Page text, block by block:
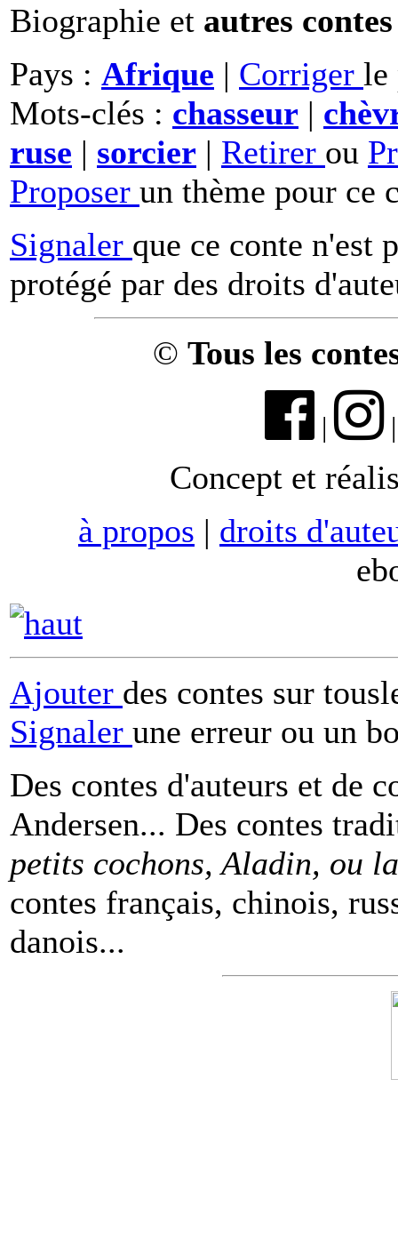
Biographie et autres contes
Pays : Afrique | Corriger le
Mots-clés : chasseur |
ruse | sorcier | Retirer ou
Proposer un thème pour ce
Signaler que ce conte n'est
protégé par des droits
© Tous les
|
Concept et
à propos | droits
Ajouter des contes sur
Signaler une erreur ou un
Des contes d'auteurs et de
Andersen... Des contes
petits cochons, Aladin, ou
contes français, chinois,
danois...